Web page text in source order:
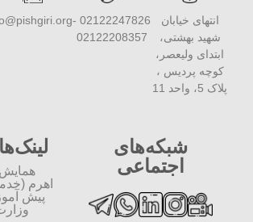
انتهای خیابان
شهید بهشتی،
ابتدای ولیعصر،
کوچه پردیس ،
پلاک 5، واحد 11
02122247826 -
02122208357
شبکه‌های
اجتماعی
اهرم
پیش